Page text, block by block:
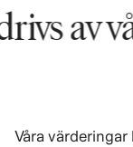
av
Våra